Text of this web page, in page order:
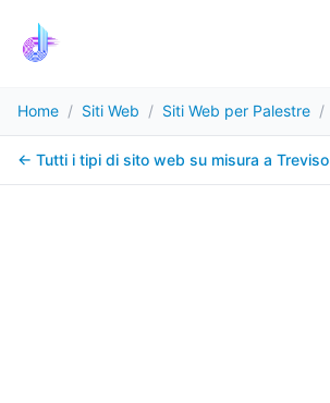
Home / Siti Web / Siti Web per Palestre /
← Tutti i tipi di sito web su misura a Treviso